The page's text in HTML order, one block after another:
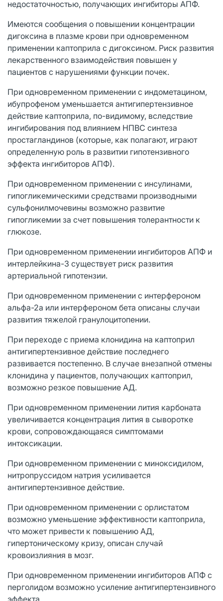
недостаточностью, получающих ингибиторы АПФ.
Имеются сообщения о повышении концентрации
дигоксина в плазме крови при одновременном
применении каптоприла с дигоксином. Риск развития
лекарственного взаимодействия повышен у
пациентов с нарушениями функции почек.
При одновременном применении с индометацином,
ибупрофеном уменьшается антигипертензивное
действие каптоприла, по-видимому, вследствие
ингибирования под влиянием НПВС синтеза
простагландинов (которые, как полагают, играют
определенную роль в развитии гипотензивного
эффекта ингибиторов АПФ).
При одновременном применении с инсулинами,
гипогликемическими средствами производными
сульфонилмочевины возможно развитие
гипогликемии за счет повышения толерантности к
глюкозе.
При одновременном применении ингибиторов АПФ и
интерлейкина-3 существует риск развития
артериальной гипотензии.
При одновременном применении с интерфероном
альфа-2а или интерфероном бета описаны случаи
развития тяжелой гранулоцитопении.
При переходе с приема клонидина на каптоприл
антигипертензивное действие последнего
развивается постепенно. В случае внезапной отмены
клонидина у пациентов, получающих каптоприл,
возможно резкое повышение АД.
При одновременном применении лития карбоната
увеличивается концентрация лития в сыворотке
крови, сопровождающаяся симптомами
интоксикации.
При одновременном применении с миноксидилом,
нитропруссидом натрия усиливается
антигипертензивное действие.
При одновременном применении с орлистатом
возможно уменьшение эффективности каптоприла,
что может привести к повышению АД,
гипертоническому кризу, описан случай
кровоизлияния в мозг.
При одновременном применении ингибиторов АПФ с
перголидом возможно усиление антигипертензивного
эффекта.